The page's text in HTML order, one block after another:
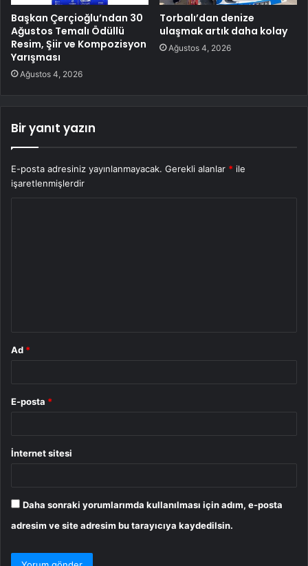
Başkan Çerçioğlu’ndan 30
Ağustos Temalı Ödüllü
Resim, Şiir ve Kompozisyon
Yarışması
Ağustos 4, 2026
Torbalı’dan denize
ulaşmak artık daha kolay
Ağustos 4, 2026
Bir yanıt yazın
E-posta adresiniz yayınlanmayacak. Gerekli alanlar * ile
işaretlenmişlerdir
Ad *
E-posta *
İnternet sitesi
Daha sonraki yorumlarımda kullanılması için adım, e-posta
adresim ve site adresim bu tarayıcıya kaydedilsin.